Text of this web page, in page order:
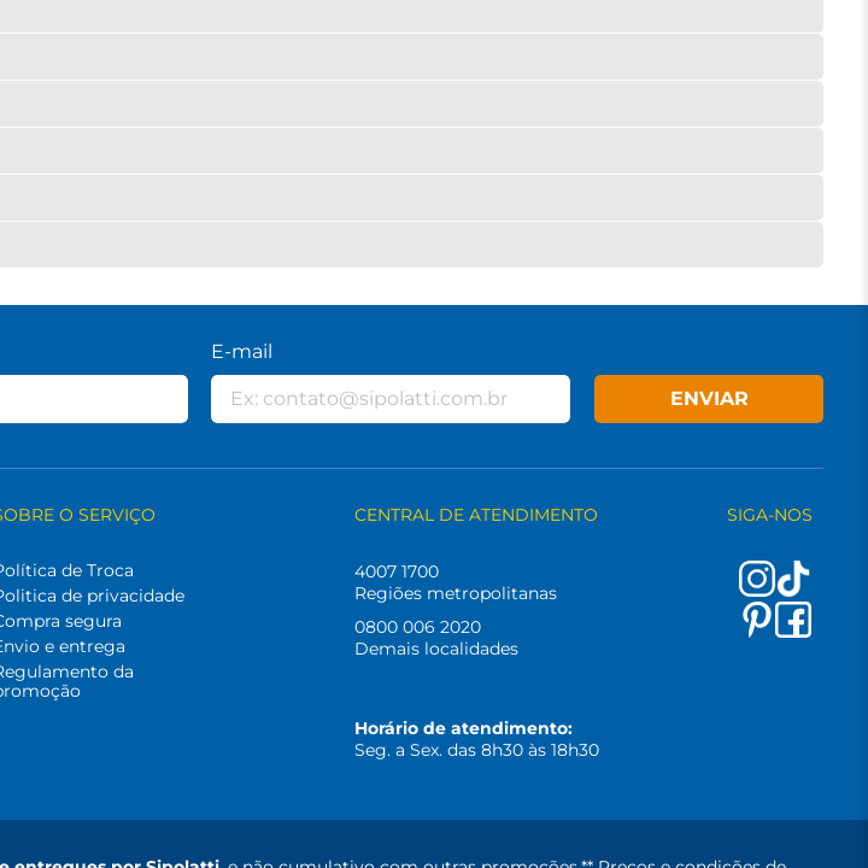
E-mail
ENVIAR
O SERVIÇO
de Troca
de privacidade
segura
e entrega
da
CENTRAL DE ATENDIMENTO
4007 1700
Regiões metropolitanas
0800 006 2020
Demais localidades
Horário de atendimento:
Seg. a Sex. das 8h30 às 18h30
SIGA-NOS